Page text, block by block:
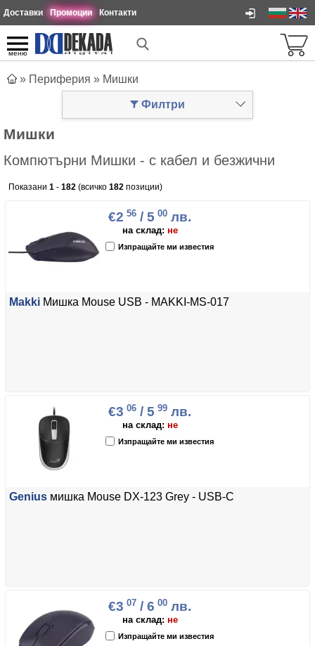
Доставки Промоции Контакти
меню
» Периферия » Мишки
Мишки
Компютърни Мишки - с кабел и безжични
Показани 1 - 182 (всичко 182 позиции)
€2 56 / 5 00 лв.
на склад: не
Изпращайте ми известия
Makki Мишка Mouse USB - MAKKI-MS-017
€3 06 / 5 99 лв.
на склад: не
Изпращайте ми известия
Genius мишка Mouse DX-123 Grey - USB-C
€3 07 / 6 00 лв.
на склад: не
Изпращайте ми известия
Филтри